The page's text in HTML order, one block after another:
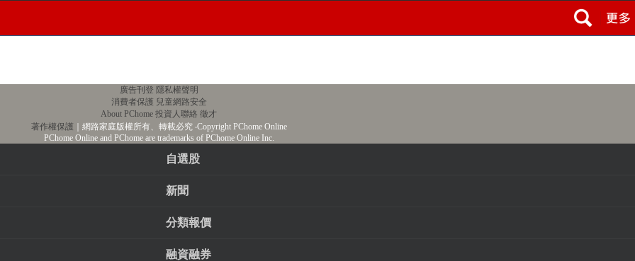
廣告刊登 隱私權聲明
消費者保護 兒童網路安全
About PChome 投資人聯絡 徵才
著作權保護 ｜網路家庭版權所有、轉載必究‧Copyright PChome Online
PChome Online and PChome are trademarks of PChome Online Inc.
自選股
新聞
分類報價
融資融券